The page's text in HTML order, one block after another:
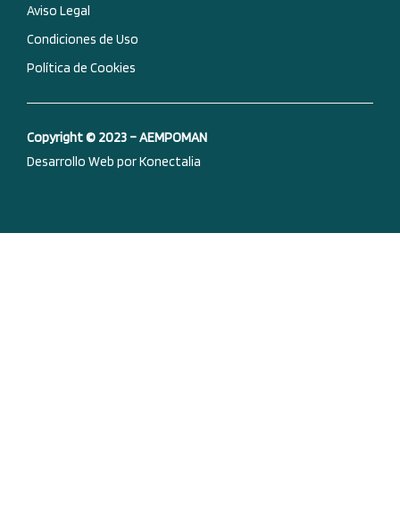
Aviso Legal
Condiciones de Uso
Política de Cookies
Copyright © 2023 – AEMPOMAN
Desarrollo Web por Konectalia